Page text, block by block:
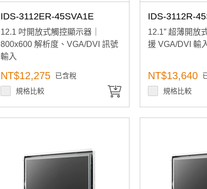
IDS-3112ER-45SVA1E
12.1 吋開放式觸控顯示器｜
800x600 解析度、VGA/DVI 訊號
輸入
NT$12,275
已含稅
規格比較
IDS-3112R-
12.1” 超薄開放
援 VGA/DVI 輸
NT$13,640
規格比較